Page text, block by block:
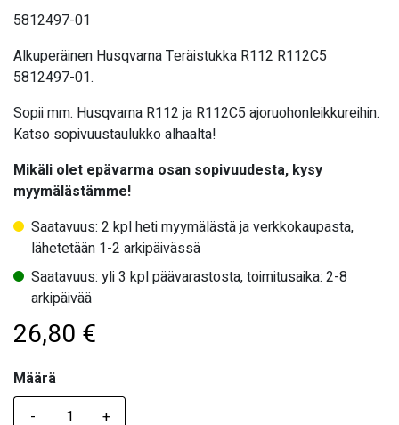
5812497-01
Alkuperäinen Husqvarna Teräistukka R112 R112C5
5812497-01.
Sopii mm. Husqvarna R112 ja R112C5 ajoruohonleikkureihin.
Katso sopivuustaulukko alhaalta!
Mikäli olet epävarma osan sopivuudesta, kysy
myymälästämme!
Saatavuus: 2 kpl heti myymälästä ja verkkokaupasta,
lähetetään 1-2 arkipäivässä
Saatavuus: yli 3 kpl päävarastosta, toimitusaika: 2-8
arkipäivää
26,80 €
Määrä
Määrä